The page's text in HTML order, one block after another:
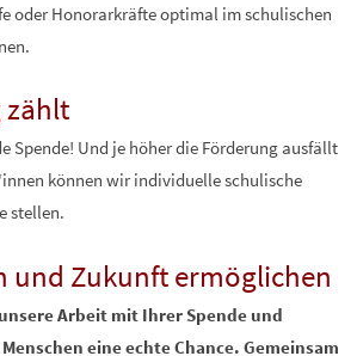
oder Honorarkräfte optimal im schulischen
zählt
Spende! Und je höher die Förderung ausfällt
können wir individuelle schulische
stellen.
und Zukunft ermöglichen
Arbeit mit Ihrer Spende und
eine echte Chance. Gemeinsam